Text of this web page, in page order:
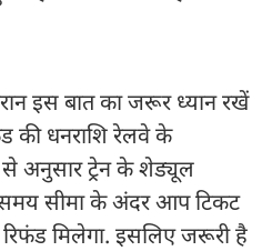
इस बात का जरूर ध्यान रखें
की धनराशि रेलवे के
से अनुसार ट्रेन के शेड्यूल
समय सीमा के अंदर आप टिकट
मिलेगा. इसलिए जरूरी है